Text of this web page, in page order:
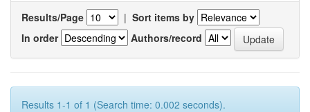
Results/Page | Sort items by
In order
Authors/record
Results 1-1 of 1 (Search time: 0.002 seconds).